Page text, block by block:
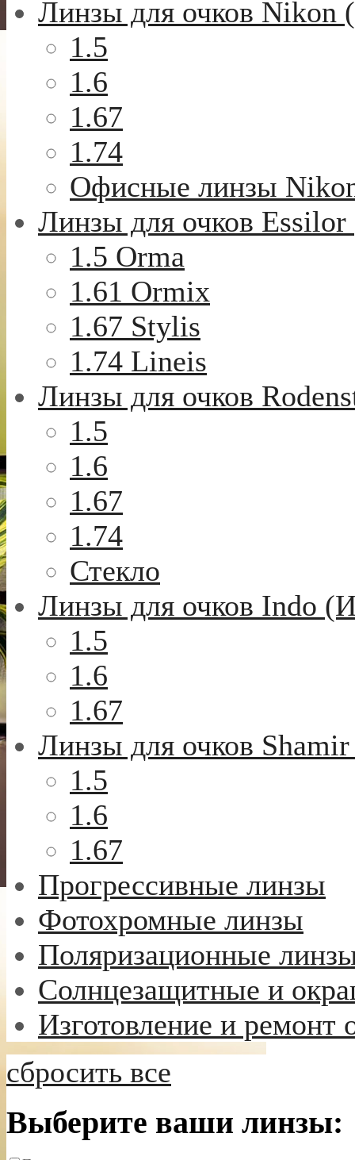
Линзы для очков Nikon
1.5
1.6
1.67
1.74
Офисные линзы
Линзы для очков
1.5 Orma
1.61 Ormix
1.67 Stylis
1.74 Lineis
Линзы для очков
1.5
1.6
1.67
1.74
Стекло
Линзы для очков Indo
1.5
1.6
1.67
Линзы для очков
1.5
1.6
1.67
Прогрессивные линзы
Фотохромные линзы
Поляризационные
Солнцезащитные и
Изготовление и ремонт
сбросить все
Выберите ваши линзы: